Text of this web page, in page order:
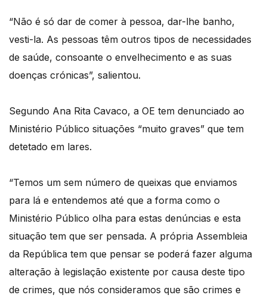
“Não é só dar de comer à pessoa, dar-lhe banho,
vesti-la. As pessoas têm outros tipos de necessidades
de saúde, consoante o envelhecimento e as suas
doenças crónicas”, salientou.
Segundo Ana Rita Cavaco, a OE tem denunciado ao
Ministério Público situações “muito graves” que tem
detetado em lares.
“Temos um sem número de queixas que enviamos
para lá e entendemos até que a forma como o
Ministério Público olha para estas denúncias e esta
situação tem que ser pensada. A própria Assembleia
da República tem que pensar se poderá fazer alguma
alteração à legislação existente por causa deste tipo
de crimes, que nós consideramos que são crimes e